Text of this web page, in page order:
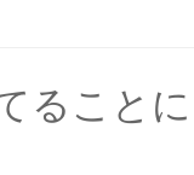
ること